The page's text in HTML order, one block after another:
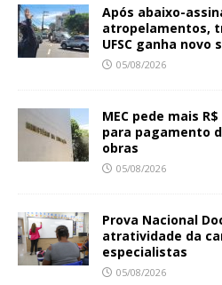
Após abaixo-
atropelamentos,
UFSC ganha novo
05/08/2026
MEC pede mais
para pagamento
obras
05/08/2026
Prova Nacional
atratividade da
especialistas
05/08/2026